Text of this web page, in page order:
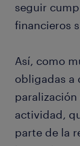
seguir
financieros
Así, como
obligadas a
actividad,
parte de la